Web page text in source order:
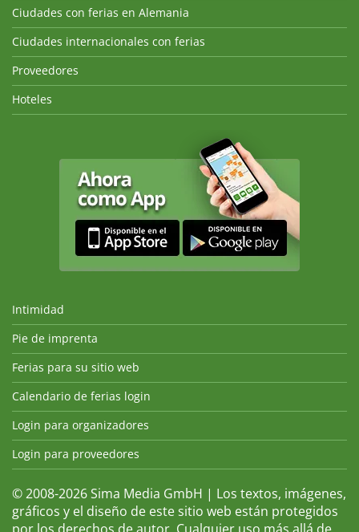
Ciudades con ferias en Alemania
Ciudades internacionales con ferias
Proveedores
Hoteles
Intimidad
Pie de imprenta
Ferias para su sitio web
Calendario de ferias login
Login para organizadores
Login para proveedores
© 2008-2026 Sima Media GmbH | Los textos, imágenes,
gráficos y el diseño de este sitio web están protegidos